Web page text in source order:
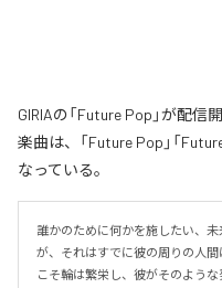
GIRIAの「Future Pop」が配
楽曲は、「Future Pop」「
なっている。
誰かのために何かを施したい、
が、それはすでに彼の周りの人
こそ輪は繁栄し、彼がそのよう